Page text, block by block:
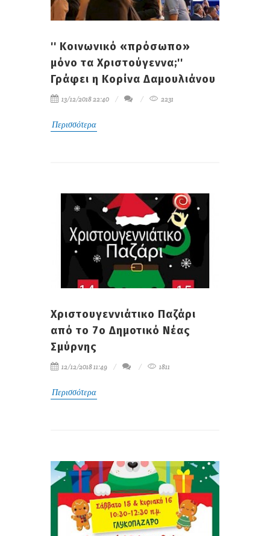
'' Κοινωνικό «πρόσωπο»
μόνο τα Χριστούγεννα;''
Γράφει η Κορίνα Δαμουλιάνου
13/12/2018 22:40 2231
Περισσότερα
Χριστουγεννιάτικο Παζάρι
από το 7ο Δημοτικό Νέας
Σμύρνης
12/12/2018 11:49 1811
Περισσότερα